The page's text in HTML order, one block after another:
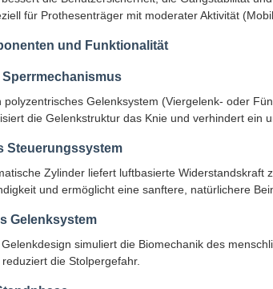
für Prothesenträger mit moderater Aktivität
und Funktionalität
polyzentrisches Gelenksystem (Viergelenk- oder
die Gelenkstruktur das Knie und verhindert ein
Steuerungssystem
Zylinder liefert luftbasierte
und ermöglicht eine sanftere, natürlichere
Gelenksystem
simuliert die Biomechanik des
die Stolpergefahr.